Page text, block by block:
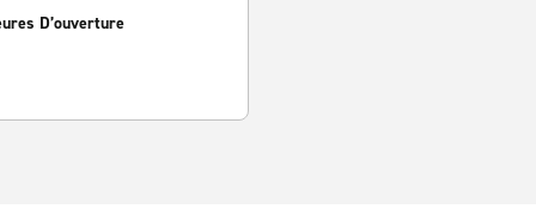
D’ouverture